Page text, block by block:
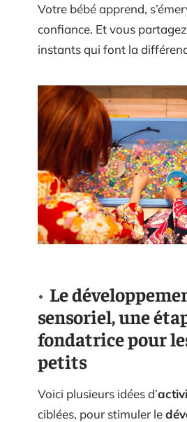
Votre bébé apprend,
confiance. Et vous
instants qui font la
Le
sensoriel, une
fondatrice pour
petits
Voici plusieurs idées d’
ciblées, pour stimuler le